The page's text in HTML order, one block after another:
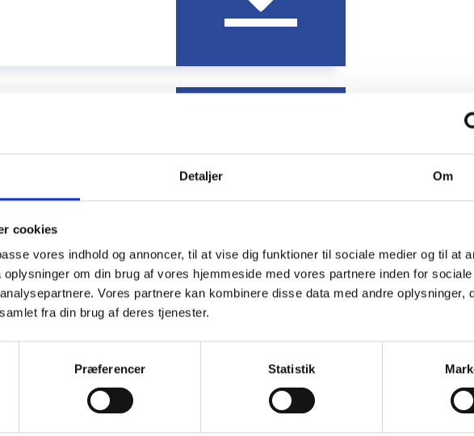
Detaljer Om
cookies
vores indhold og annoncer, til at vise dig funktioner til sociale medier og til at
om din brug af vores hjemmeside med vores partnere inden for sociale
Vores partnere kan kombinere disse data med andre oplysninger,
fra din brug af deres tjenester.
Præferencer Statistik
trampolin,
gardin, flere
kaffemaskine m.m.)
huset, sorte
ligne
sandsynligvis
utæt (strå-)tag,
på første sal,
kakerlak i sofaen,